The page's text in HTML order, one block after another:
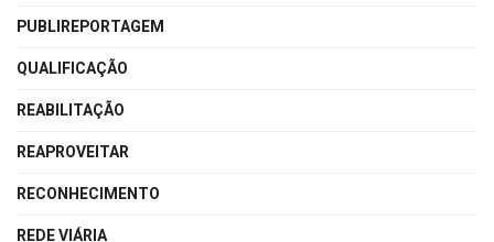
PUBLIREPORTAGEM
QUALIFICAÇÃO
REABILITAÇÃO
REAPROVEITAR
RECONHECIMENTO
REDE VIÁRIA